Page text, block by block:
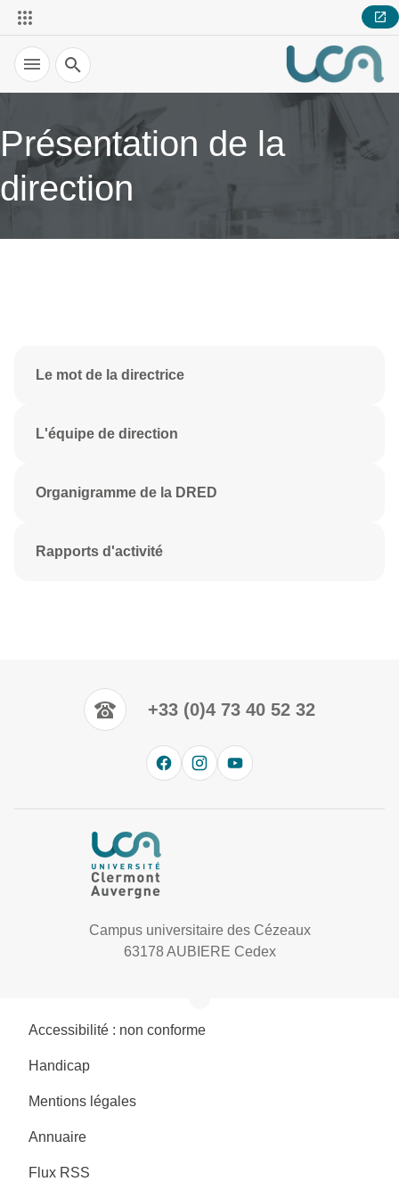
Recherche
Présentation de la
direction
Le mot de la directrice
L'équipe de direction
Organigramme de la DRED
Rapports d'activité
+33 (0)4 73 40 52 32
Campus universitaire des Cézeaux
63178 AUBIERE Cedex
Accessibilité : non conforme
Handicap
Mentions légales
Annuaire
Flux RSS